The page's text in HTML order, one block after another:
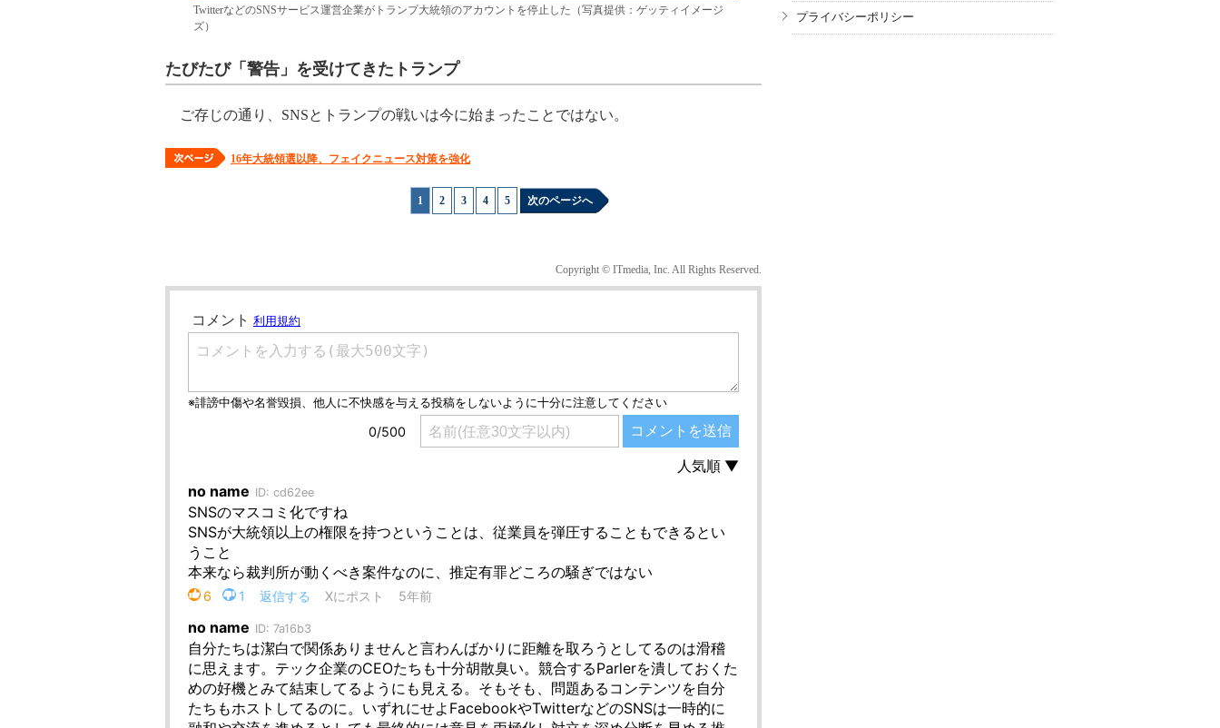
TwitterなどのSNSサービス運営企業がトランプ大統領のアカウントを停止した（写真提供：ゲッティイメージ
ズ）
たびたび「警告」を受けてきたトランプ
ご存じの通り、SNSとトランプの戦いは今に始まったことではない。
16年大統領選以降、フェイクニュース対策を強化
1 2 3 4 5 次のページへ
Copyright © ITmedia, Inc. All Rights Reserved.
プライバシーポリシー